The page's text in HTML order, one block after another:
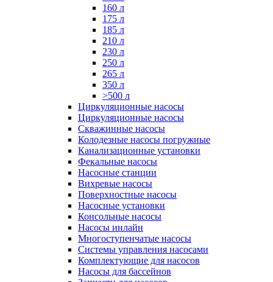
160 л
175 л
185 л
210 л
230 л
250 л
265 л
350 л
>500 л
Циркуляционные насосы
Циркуляционные насосы
Скважинные насосы
Колодезные насосы погружные
Канализационные установки
Фекальные насосы
Насосные станции
Вихревые насосы
Поверхностные насосы
Насосные установки
Консольные насосы
Насосы инлайн
Многоступенчатые насосы
Системы управления насосами
Комплектующие для насосов
Насосы для бассейнов